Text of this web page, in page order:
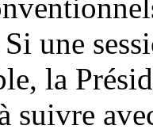
une
la
suivre